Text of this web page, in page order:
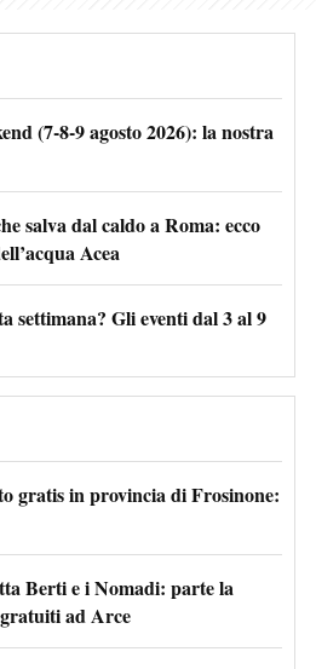
(7-8-9 agosto 2026): la nostra
salva dal caldo a Roma: ecco
Acea
settimana? Gli eventi dal 3 al 9
gratis in provincia di Frosinone:
Berti e i Nomadi: parte la
ad Arce